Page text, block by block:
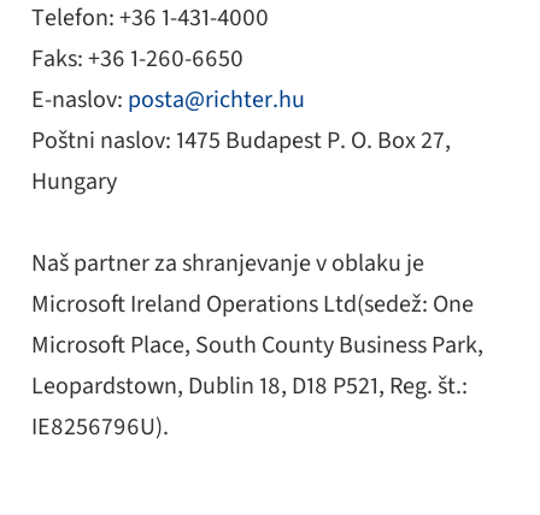
Telefon: +36 1-431-4000
Faks: +36 1-260-6650
E-naslov: posta@richter.hu
Poštni naslov: 1475 Budapest P. O. Box 27,
Hungary
Naš partner za shranjevanje v oblaku je
Microsoft Ireland Operations Ltd(sedež: One
Microsoft Place, South County Business Park,
Leopardstown, Dublin 18, D18 P521, Reg. št.:
IE8256796U).